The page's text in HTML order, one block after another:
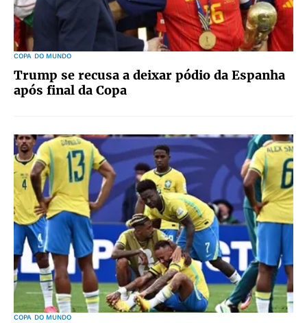
COPA DO MUNDO
Trump se recusa a deixar pódio da Espanha
após final da Copa
COPA DO MUNDO